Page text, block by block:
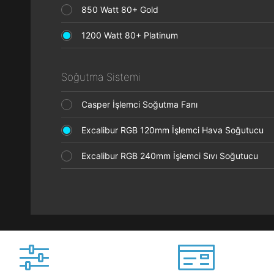
850 Watt 80+ Gold
1200 Watt 80+ Platinum
Soğutma Sistemi
Casper İşlemci Soğutma Fanı
Excalibur RGB 120mm İşlemci Hava Soğutucu
Excalibur RGB 240mm İşlemci Sıvı Soğutucu